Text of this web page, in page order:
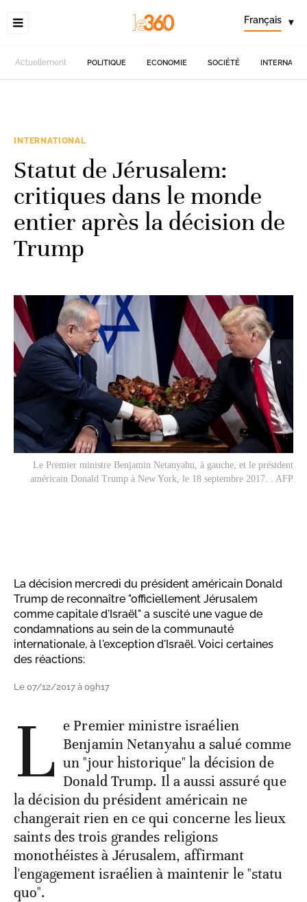
Français ▾
Actuellement POLITIQUE ECONOMIE SOCIÉTÉ
INTERNATIONAL
Statut de Jérusalem:
critiques dans le monde
entier après la décision de
Trump
Le Premier ministre Benjamin Netanyahu, à gauche, et le président
américain Donald Trump à New York, le 18 septembre 2017. . AFP
La décision mercredi du président américain Donald
Trump de reconnaître "officiellement Jérusalem
comme capitale d'Israël" a suscité une vague de
condamnations au sein de la communauté
internationale, à l'exception d'Israël. Voici certaines
des réactions:
Le 07/12/2017 à 09h17
L e Premier ministre israélien
Benjamin Netanyahu a salué comme
un "jour historique" la décision de
Donald Trump. Il a aussi assuré que
la décision du président américain ne
changerait rien en ce qui concerne les lieux
saints des trois grandes religions
monothéistes à Jérusalem, affirmant
l'engagement israélien à maintenir le "statu
quo".